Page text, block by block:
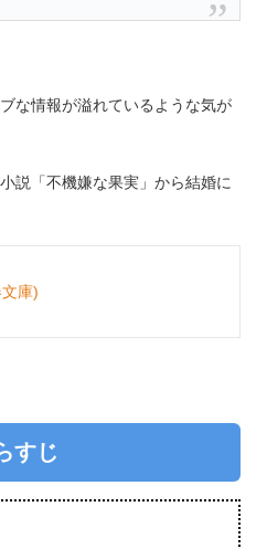
な情報が溢れているような気が
説「不機嫌な果実」から結婚に
庫)
すじ